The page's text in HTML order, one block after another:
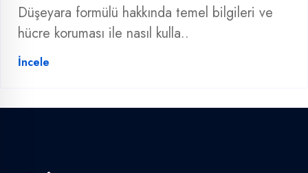
Düşeyara formülü hakkında temel bilgileri ve
hücre koruması ile nasıl kulla..
İncele